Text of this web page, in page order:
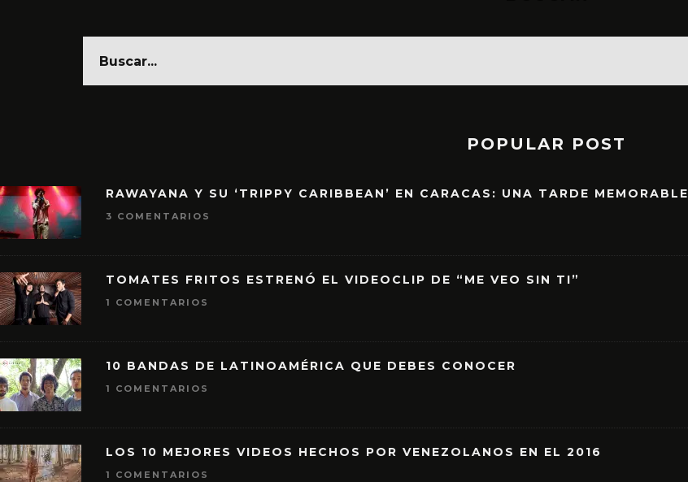
POPULAR POST
RAWAYANA Y SU ‘TRIPPY CARIBBEAN’ EN CARACAS: UNA TARDE MEMORABLE
3 COMENTARIOS
TOMATES FRITOS ESTRENÓ EL VIDEOCLIP DE “ME VEO SIN TI”
1 COMENTARIOS
10 BANDAS DE LATINOAMÉRICA QUE DEBES CONOCER
1 COMENTARIOS
LOS 10 MEJORES VIDEOS HECHOS POR VENEZOLANOS EN EL 2016
1 COMENTARIOS